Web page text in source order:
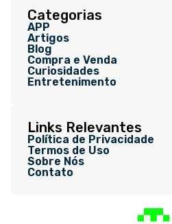
Categorias
APP
Artigos
Blog
Compra e Venda
Curiosidades
Entretenimento
Links Relevantes
Política de Privacidade
Termos de Uso
Sobre Nós
Contato